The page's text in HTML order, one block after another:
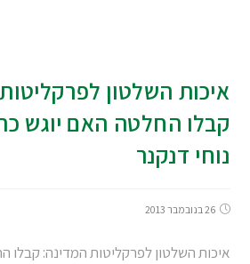
איכות השלטון
קבלו החלטה האם יוגש
נוחי דנקנר
26 בנובמבר 2013
איכות השלטון לפרקליטות המדינה: קבלו